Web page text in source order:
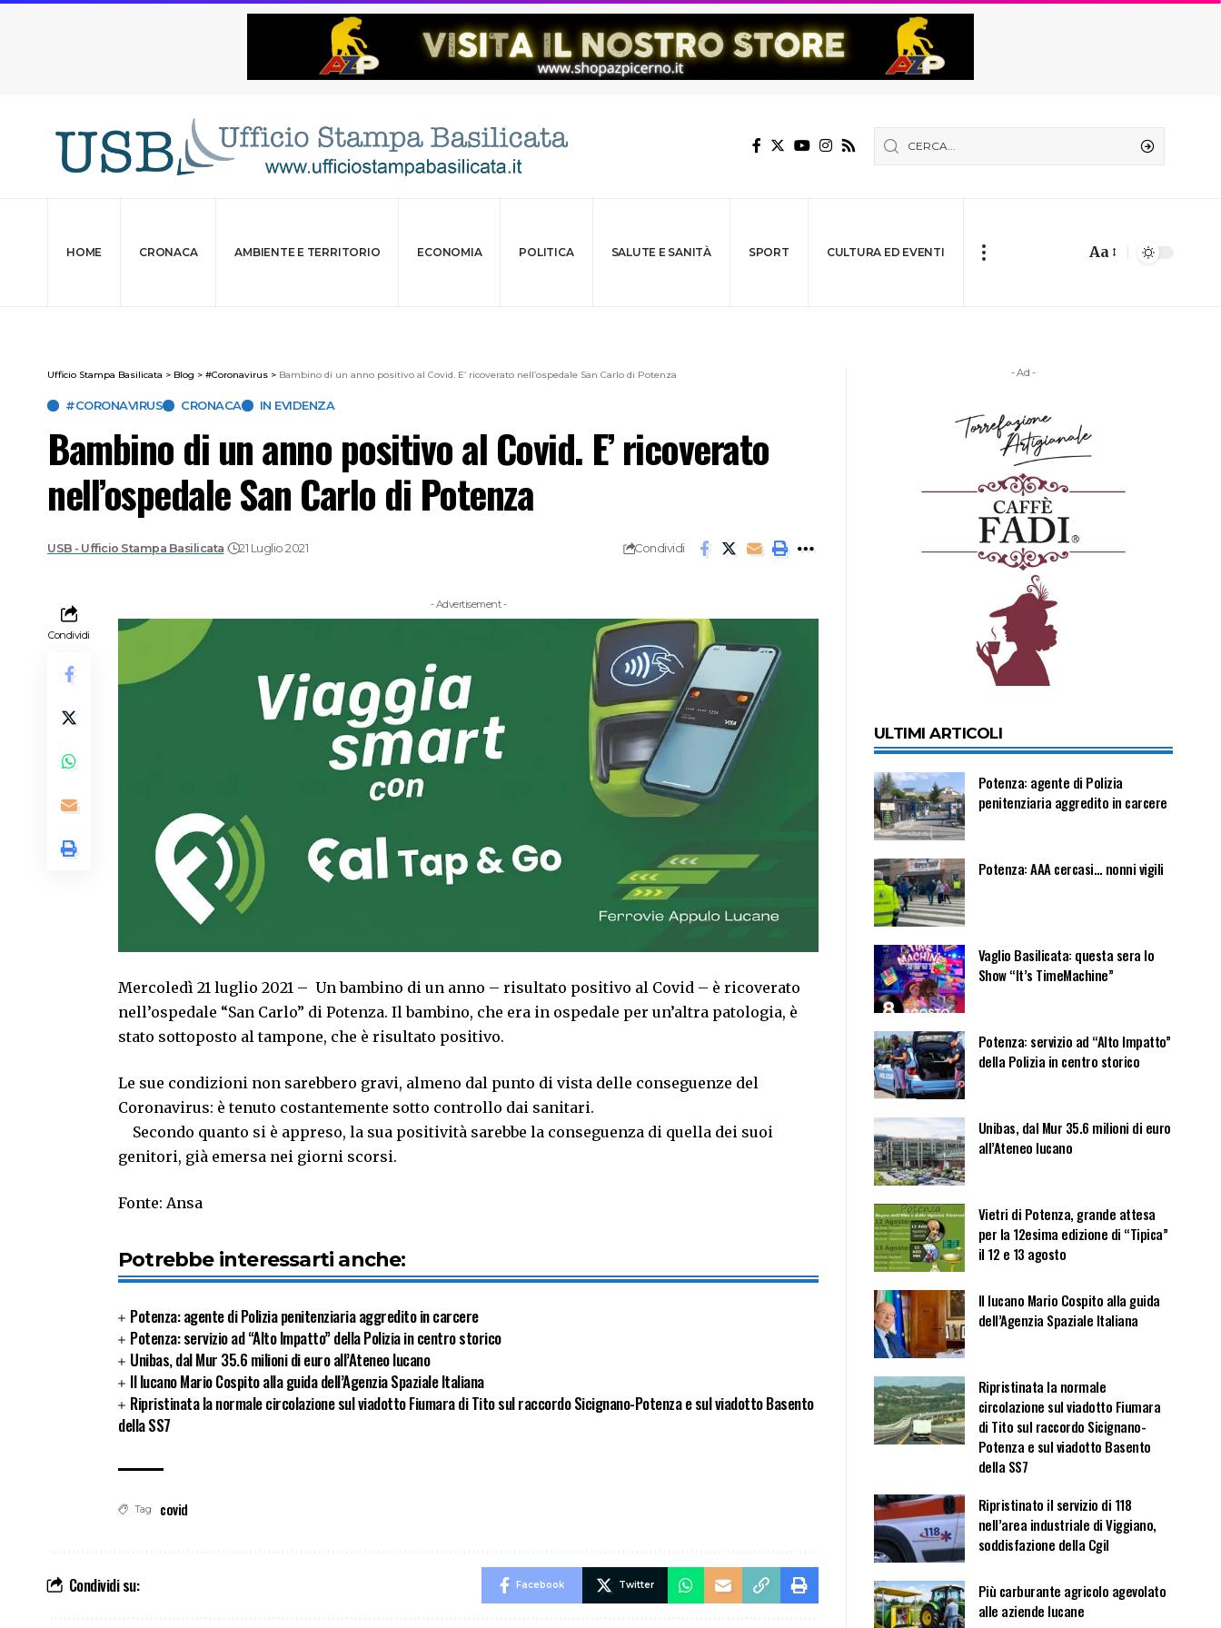
HOME CRONACA AMBIENTE E TERRITORIO ECONOMIA POLITICA SALUTE E SANITÀ SPORT CULTURA ED EVENTI Aa
Ufficio Stampa Basilicata > Blog > #Coronavirus > Bambino di un anno positivo al Covid. E’ ricoverato nell’ospedale San Carlo di Potenza
#CORONAVIRUS CRONACA IN EVIDENZA
Bambino di un anno positivo al Covid. E’ ricoverato
nell’ospedale San Carlo di Potenza
USB - Ufficio Stampa Basilicata 21 Luglio 2021 Condividi
Condividi
- Advertisement -
Mercoledì 21 luglio 2021 – Un bambino di un anno – risultato positivo al Covid – è ricoverato
nell’ospedale “San Carlo” di Potenza. Il bambino, che era in ospedale per un’altra patologia, è
stato sottoposto al tampone, che è risultato positivo.
Le sue condizioni non sarebbero gravi, almeno dal punto di vista delle conseguenze del
Coronavirus: è tenuto costantemente sotto controllo dai sanitari.
Secondo quanto si è appreso, la sua positività sarebbe la conseguenza di quella dei suoi
genitori, già emersa nei giorni scorsi.
Fonte: Ansa
Potrebbe interessarti anche:
Potenza: agente di Polizia penitenziaria aggredito in carcere
Potenza: servizio ad “Alto Impatto” della Polizia in centro storico
Unibas, dal Mur 35.6 milioni di euro all’Ateneo lucano
Il lucano Mario Cospito alla guida dell’Agenzia Spaziale Italiana
Ripristinata la normale circolazione sul viadotto Fiumara di Tito sul raccordo Sicignano-Potenza e sul viadotto Basento
della SS7
Tag covid
Condividi su: Facebook Twitter
- Ad -
ULTIMI ARTICOLI
Potenza: agente di Polizia
penitenziaria aggredito in carcere
Potenza: AAA cercasi… nonni vigili
Vaglio Basilicata: questa sera lo
Show “It’s TimeMachine”
Potenza: servizio ad “Alto Impatto”
della Polizia in centro storico
Unibas, dal Mur 35.6 milioni di euro
all’Ateneo lucano
Vietri di Potenza, grande attesa
per la 12esima edizione di “Tipica”
il 12 e 13 agosto
Il lucano Mario Cospito alla guida
dell’Agenzia Spaziale Italiana
Ripristinata la normale
circolazione sul viadotto Fiumara
di Tito sul raccordo Sicignano-
Potenza e sul viadotto Basento
della SS7
Ripristinato il servizio di 118
nell’area industriale di Viggiano,
soddisfazione della Cgil
Più carburante agricolo agevolato
alle aziende lucane